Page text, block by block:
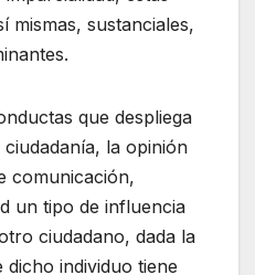
mismas, sustanciales,
que despliega
la opinión
comunicación,
un tipo de influencia
ciudadano, dada la
individuo tiene